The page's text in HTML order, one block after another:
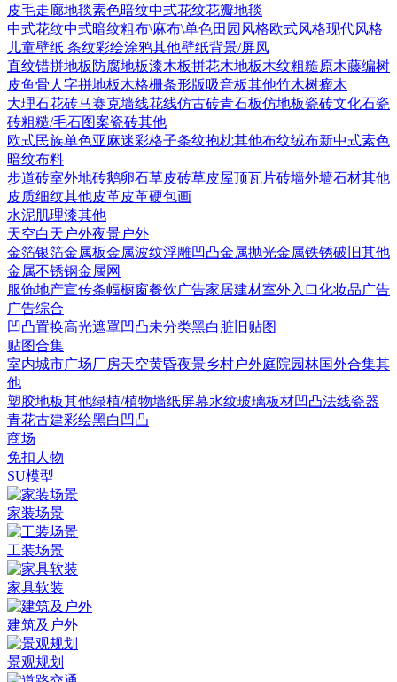
皮毛走廊地毯素色暗纹中式花纹花瓣地毯
中式花纹中式暗纹粗布\麻布\单色田园风格欧式风格现代风格
儿童壁纸 条纹彩绘涂鸦其他壁纸背景/屏风
直纹错拼地板 防腐地板漆木板拼花木地板木纹粗糙原木藤编树
皮鱼骨人字拼地板木格栅条形版吸音板其他竹木树瘤木
大理石花砖马赛克墙线花线仿古砖青石板仿地板瓷砖文化石瓷
砖粗糙/毛石图案瓷砖其他
欧式民族单色亚麻迷彩格子条纹抱枕其他布纹绒布新中式素色
暗纹布料
步道砖室外地砖鹅卵石草皮砖草皮屋顶瓦片砖墙外墙石材其他
皮质细纹其他皮革皮革硬包画
水泥肌理漆其他
天空白天户外夜景户外
金箔银箔金属板金属波纹浮雕凹凸金属抛光金属铁锈破旧其他
金属不锈钢金属网
服饰地产宣传条幅橱窗餐饮广告家居建材室外入口化妆品广告
广告综合
凹凸置换高光遮罩凹凸未分类黑白脏旧贴图
贴图合集
室内城市广场厂房天空黄昏夜景乡村户外庭院园林国外合集其
他
塑胶地板其他绿植/植物墙纸屏幕水纹玻璃板材凹凸法线瓷器
青花古建彩绘黑白凹凸
商场
免扣人物
SU模型
家装场景
工装场景
家具软装
建筑及户外
景观规划